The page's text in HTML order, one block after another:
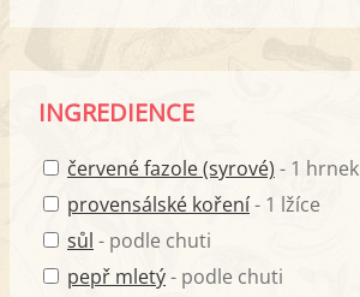
INGREDIENCE
červené fazole (syrové) - 1 hrnek
provensálské koření- 1 lžíce
sůl - podle chuti
pepř mletý- podle chuti